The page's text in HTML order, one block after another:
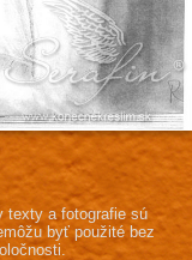
texty a fotografie sú
byť použité bez